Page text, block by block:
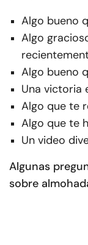
Algo bueno
Algo
Algo bueno
Una victoria
Algo que te
Algo que te
Un video
Algunas
sobre